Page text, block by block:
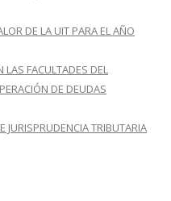
DE LA UIT PARA EL AÑO
LAS FACULTADES DEL
DE DEUDAS
JURISPRUDENCIA TRIBUTARIA